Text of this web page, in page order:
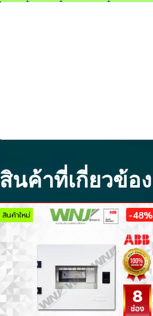
สินค้าที่เกี่ยวข้อง
สินค้าใหม่ -48%